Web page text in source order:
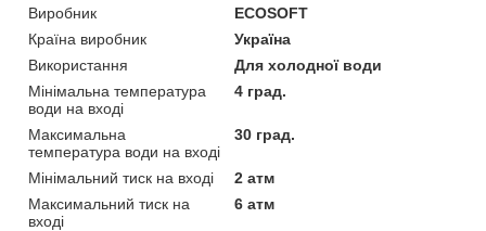
Виробник
ECOSOFT
Країна виробник
Україна
Використання
Для холодної води
Мінімальна температура
води на вході
4 град.
Максимальна
температура води на вході
30 град.
Мінімальний тиск на вході
2 атм
Максимальний тиск на
вході
6 атм